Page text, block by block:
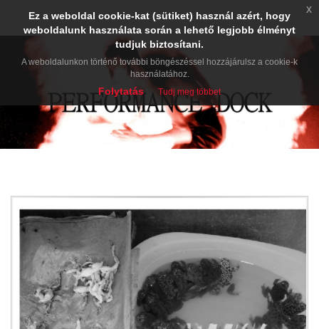
Ez a weboldal cookie-kat (sütiket) használ azért, hogy
weboldalunk használata során a lehető legjobb élményt
tudjuk biztosítani.
A weboldalunkon történő további böngészéssel hozzájárulsz a cookie-k
használatához.
Folytatás Tudj meg többet
x